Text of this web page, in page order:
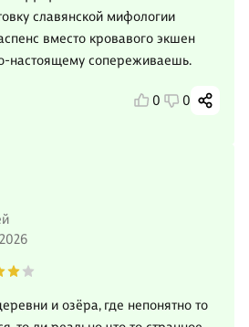
славянской мифологии
вместо кровавого экшен
настоящему сопереживаешь.
0 0
и озёра, где непонятно то